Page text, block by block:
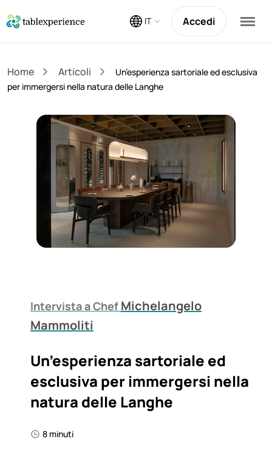
IT Accedi
Home Articoli
Un’esperienza sartoriale ed esclusiva
per immergersi nella natura delle Langhe
Intervista a Chef Michelangelo
Mammoliti
Un’esperienza sartoriale ed
esclusiva per immergersi nella
natura delle Langhe
8 minuti